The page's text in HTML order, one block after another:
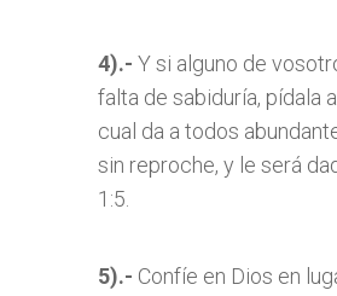
4).- Y si alguno de
falta de sabiduría, pídala a
cual da a todos
sin reproche, y le será
1:5.
5).- Confíe en Dios en